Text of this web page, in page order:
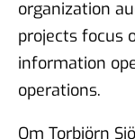
organization
projects focus
information
operations.
Om Torbjörn